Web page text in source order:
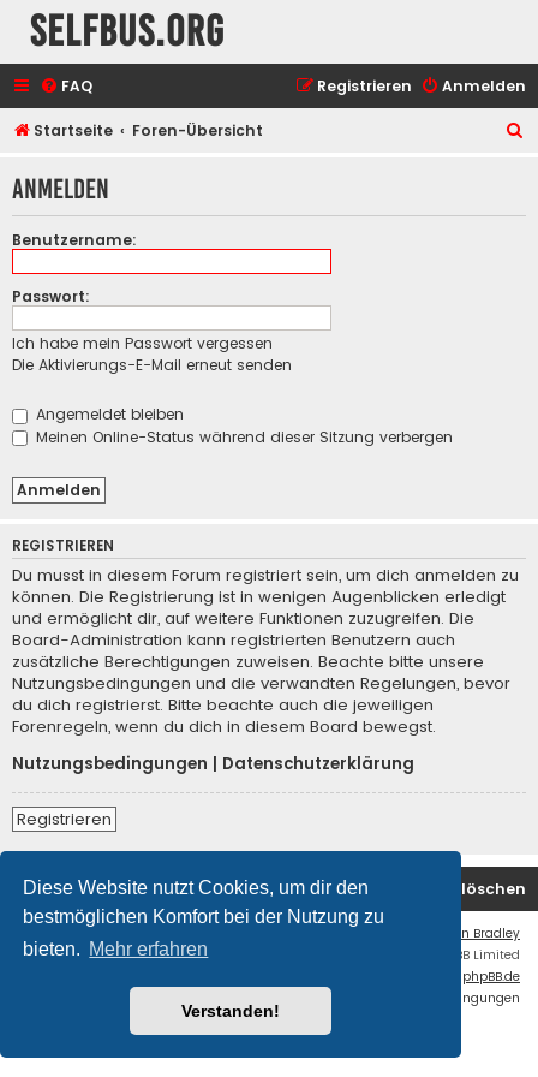
Diese Website nutzt Cookies, um dir den
bestmöglichen Komfort bei der Nutzung zu
bieten. Mehr erfahren
Verstanden!
selfbus.org
FAQ Anmelden
Registrieren
Startseite Foren-Übersicht
h
Anmelden
Benutzername:
Passwort:
Ich habe mein Passwort vergessen
Die Aktivierungs-E-Mail erneut senden
Angemeldet bleiben
Meinen Online-Status während dieser Sitzung verbergen
REGISTRIEREN
Du musst in diesem Forum registriert sein, um dich anmelden zu
können. Die Registrierung ist in wenigen Augenblicken erledigt
und ermöglicht dir, auf weitere Funktionen zuzugreifen. Die
Board-Administration kann registrierten Benutzern auch
zusätzliche Berechtigungen zuweisen. Beachte bitte unsere
Nutzungsbedingungen und die verwandten Regelungen, bevor
du dich registrierst. Bitte beachte auch die jeweiligen
Forenregeln, wenn du dich in diesem Board bewegst.
Nutzungsbedingungen
Datenschutzerklärung
Registrieren
Startseite Foren-Übersicht Alle Cookies löschen
Ian Bradley
Powered by
® Forum Software © phpBB Limited
phpBB.de
Nutzungsbedingungen